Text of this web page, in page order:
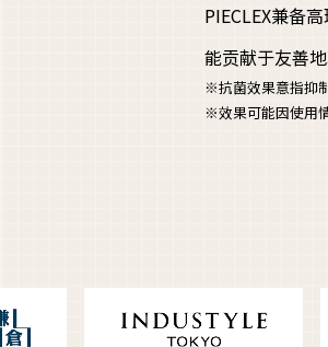
PIECLEX兼备
能贡献于友善
※抗菌效果意指抑
※效果可能因使用